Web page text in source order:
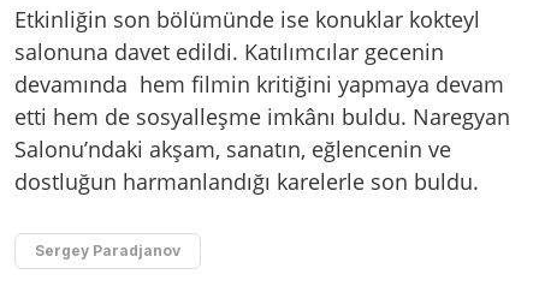
Etkinliğin son bölümünde ise konuklar kokteyl
salonuna davet edildi. Katılımcılar gecenin
devamında hem filmin kritiğini yapmaya devam
etti hem de sosyalleşme imkânı buldu. Naregyan
Salonu’ndaki akşam, sanatın, eğlencenin ve
dostluğun harmanlandığı karelerle son buldu.
Sergey Paradjanov